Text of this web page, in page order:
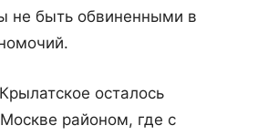
не быть обвиненными в
осталось
районом, где с